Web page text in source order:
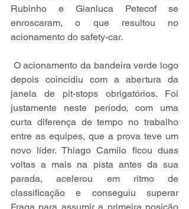
Rubinho e Gianluca Petecof se
enroscaram, o que resultou no
acionamento do safety-car.
depois coincidiu com a abertura da
janela de pit-stops obrigatórios. Foi
justamente neste período, com uma
curta diferença de tempo no trabalho
entre as equipes, que a prova teve um
novo líder. Thiago Camilo ficou duas
voltas a mais na pista antes da sua
parada, acelerou em ritmo de
classificação e conseguiu superar